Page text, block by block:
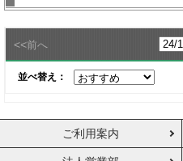
<<前へ
並べ替え：
ご利用案内